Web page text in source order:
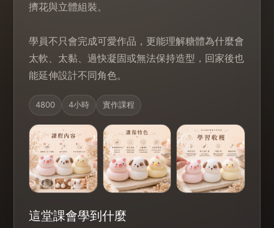
擠花與立體組裝。
學員不只會完成可愛作品，更能理解糖體為什麼會
太軟、太黏、過快凝固或無法保持造型，回家後也
能延伸設計不同角色。
4800 4小時 實作課程
這堂課會學到什麼